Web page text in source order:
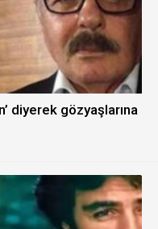
diyerek gözyaşlarına